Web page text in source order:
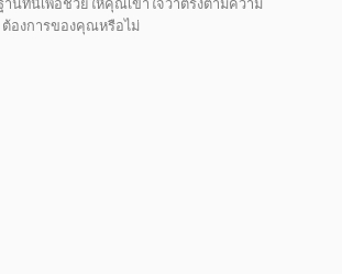
นที่นี่เพื่อช่วยให้คุณเข้าใจว่าตรงตามความ
ต้องการของคุณหรือไม่